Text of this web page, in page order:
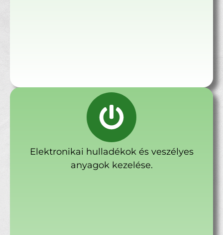
Elektronikai hulladékok és veszélyes
anyagok kezelése.